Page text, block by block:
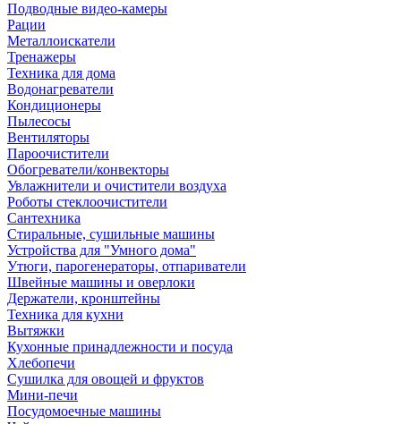
Подводные видео-камеры
Рации
Металлоискатели
Тренажеры
Техника для дома
Водонагреватели
Кондиционеры
Пылесосы
Вентиляторы
Пароочистители
Обогреватели/конвекторы
Увлажнители и очистители воздуха
Роботы стеклоочистители
Сантехника
Стиральные, сушильные машины
Устройства для "Умного дома"
Утюги, парогенераторы, отпариватели
Швейные машины и оверлоки
Держатели, кронштейны
Техника для кухни
Вытяжки
Кухонные принадлежности и посуда
Хлебопечи
Сушилка для овощей и фруктов
Мини-печи
Посудомоечные машины